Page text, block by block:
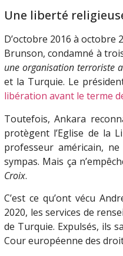
Une liberté
D’octobre 2016 à octobre
Brunson, condamné à
une organisation terroriste
et la Turquie. Le
libération avant le terme
Toutefois, Ankara
protègent l’Eglise de la
professeur américain,
sympas. Mais ça
Croix.
C’est ce qu’ont vécu
2020, les services de
de Turquie. Expulsés, ils
Cour européenne des